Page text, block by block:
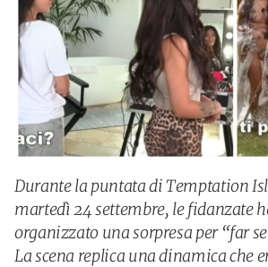
Durante la puntata di Temptation
martedì 24 settembre, le fidanzate
organizzato una sorpresa per “far
La scena replica una dinamica che